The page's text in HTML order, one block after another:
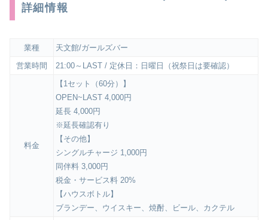
詳細情報
業種
天文館/ガールズバー
営業時間
21:00～LAST / 定休日：日曜日（祝祭日は要確認）
料金
【1セット（60分）】
OPEN~LAST 4,000円
延長 4,000円
※延長確認有り
【その他】
シングルチャージ 1,000円
同伴料 3,000円
税金・サービス料 20%
【ハウスボトル】
ブランデー、ウイスキー、焼酎、ビール、カクテル